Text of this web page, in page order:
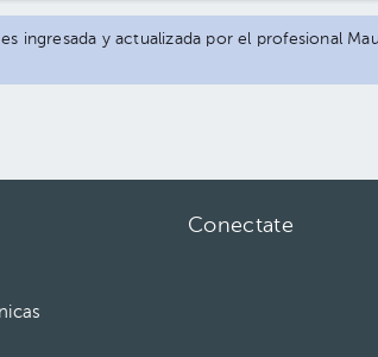
ingresada y actualizada por el profesional
Conectate